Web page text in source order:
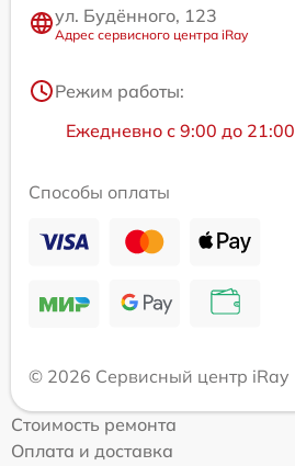
ул. Будённого, 123
Адрес сервисного центра iRay
Режим работы:
Ежедневно с 9:00 до 21:00
Способы оплаты
© 2026 Сервисный центр iRay
Стоимость ремонта
Оплата и доставка